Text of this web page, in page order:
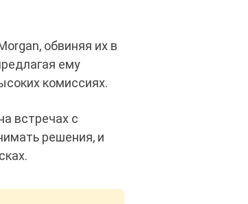
обвиняя их в
ему
комиссиях.
встречах с
решения, и